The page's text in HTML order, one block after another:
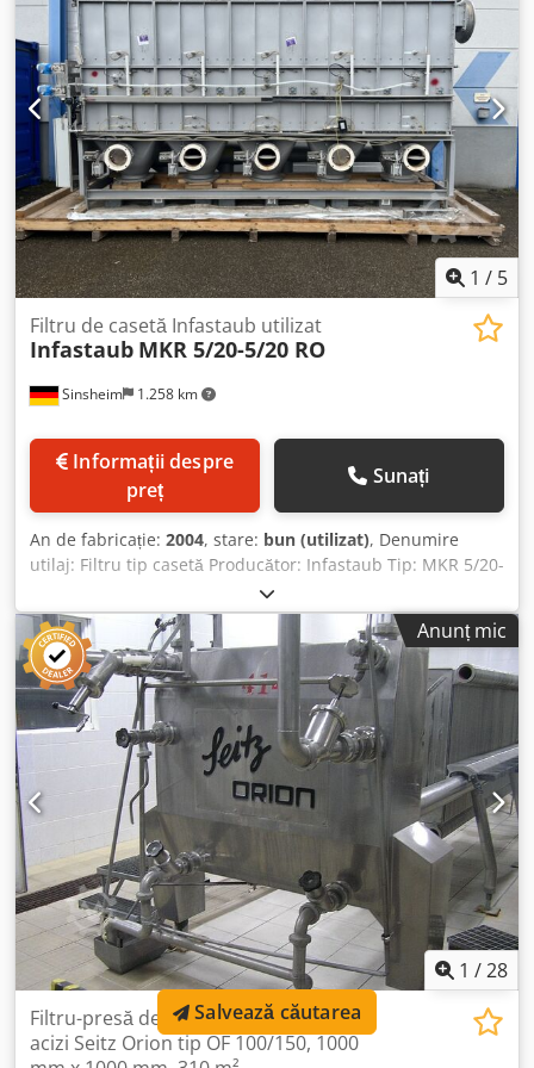
1 / 5
Sinsheim 1.258 km
Filtru de casetă Infastaub utilizat
Infastaub MKR 5/20-5/20 RO
preț
Sunați
An de fabricație: 2004, stare: bun (utilizat), Denumire
utilaj: Filtru tip casetă Producător: Infastaub Tip: MKR 5/20-
5/20 RO An fabricație: 2004 Dimensiuni: L 4200 (5000) x l
1200 (1400) x H 2400 (2700) mm Greutate goală: aprox. 4,5
tone Documentație tehnică: Da Observații: Tensiune de
funcționare 400V / 50Hz, tensiune de control 24V DC, debit
de aer 8040 m3/h, temperatură maximă de funcționare
+80°C, presiune aer comprimat 6 bari, suprafață de filtrare
– fiecare dintre cele două trepte: 100 m²; rezistență filtrului
pe prima și a doua treaptă: max. 25 mbar; canal de
colectare a gazelor brute ∅ D6: 315 mm, M6: 725 mm. Fără
casete de filtrare Accesorii: Întreținere/automatizare
(controler) Stare: Folosit, bun Csdpfemzaurox Apvsha Preț:
La cerere
Anunț mic
1 /28
Filtru-presă de clarificare rezistent la
acizi Seitz Orion tip OF 100/150, 1000
Salvează căutarea